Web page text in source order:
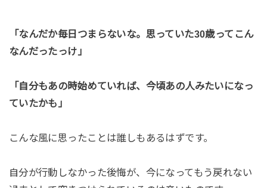
「なんだか毎日つまらないな。思っていた30歳ってこん
なんだったっけ」
「自分もあの時始めていれば、今頃あの人みたいになっ
ていたかも」
こんな風に思ったことは誰しもあるはずです。
自分が行動しなかった後悔が、今になってもう戻れない